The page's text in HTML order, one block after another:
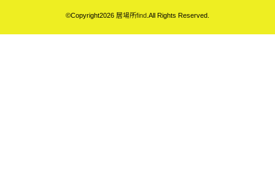
©Copyright2026 居場所find.All Rights Reserved.